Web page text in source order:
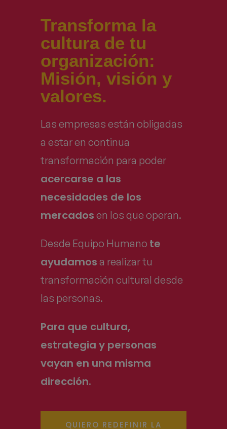
Transforma la
cultura de tu
organización:
Misión, visión y
valores.
Las empresas están obligadas
a estar en continua
transformación para poder
acercarse a las
necesidades de los
mercados en los que operan.
Desde Equipo Humano te
ayudamos a realizar tu
transformación cultural desde
las personas.
Para que cultura,
estrategia y personas
vayan en una misma
dirección.
QUIERO REDEFINIR LA